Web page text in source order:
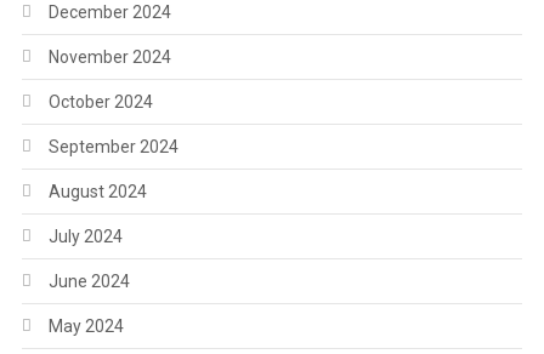
December 2024
November 2024
October 2024
September 2024
August 2024
July 2024
June 2024
May 2024